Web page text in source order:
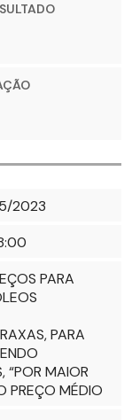
2023
PARA
PARA
“POR MAIOR
PREÇO MÉDIO